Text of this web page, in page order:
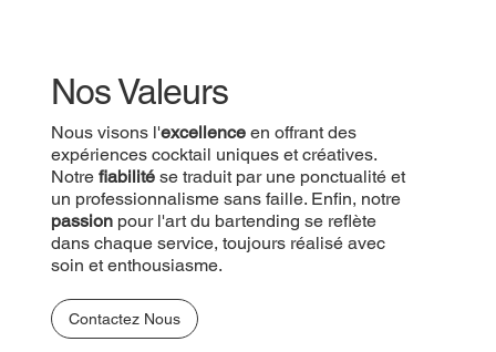
Nos Valeurs
Nous visons l'excellenceen offrant des
expériences cocktail uniques et créatives.
Notre fiabilité se traduit par une ponctualité et
un professionnalisme sans faille. Enfin, notre
passionpour l'art du bartending se reflète
dans chaque service, toujours réalisé avec
soin et enthousiasme.
Contactez Nous